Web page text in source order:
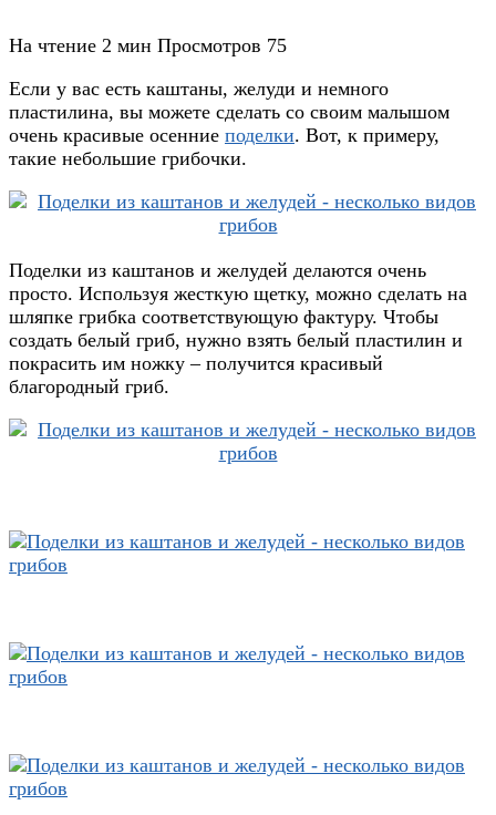
На чтение 2 мин Просмотров 75
Если у вас есть каштаны, желуди и немного
пластилина, вы можете сделать со своим малышом
очень красивые осенние поделки. Вот, к примеру,
такие небольшие грибочки.
Поделки из каштанов и желудей делаются очень
просто. Используя жесткую щетку, можно сделать на
шляпке грибка соответствующую фактуру. Чтобы
создать белый гриб, нужно взять белый пластилин и
покрасить им ножку – получится красивый
благородный гриб.